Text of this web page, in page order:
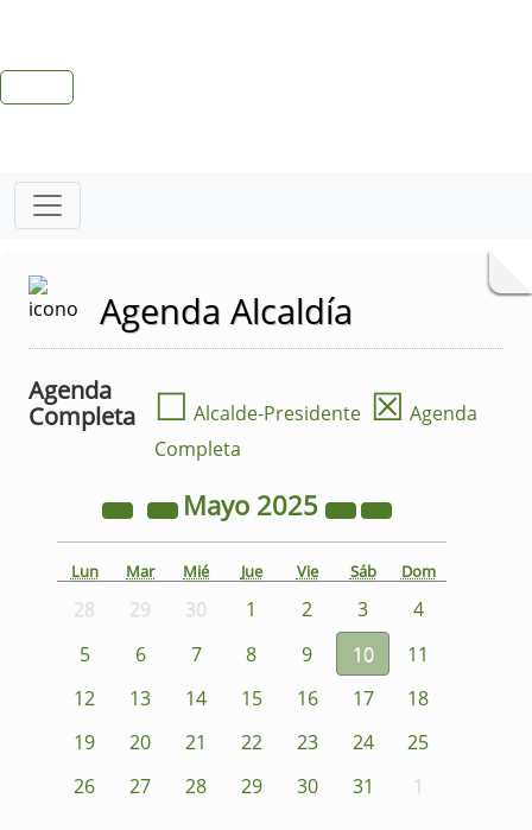
Agenda Alcaldía
Agenda
Completa
☐ Alcalde-Presidente ☒ Agenda
Completa
Mayo 2025
Lun Mar Mié Jue Vie Sáb Dom
28 29 30 1 2 3
4
5
6 7 8 9 10
11
12
13 14 15 16 17
18
19
20 21 22 23 24
25
26
27 28 29 30 31 1